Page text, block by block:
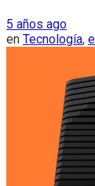
5 años ago
en Tecnología,